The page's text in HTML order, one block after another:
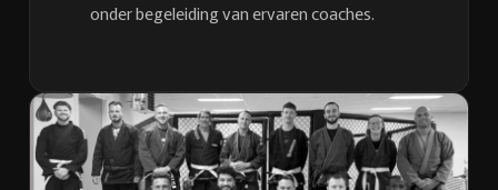
onder begeleiding van ervaren coaches.